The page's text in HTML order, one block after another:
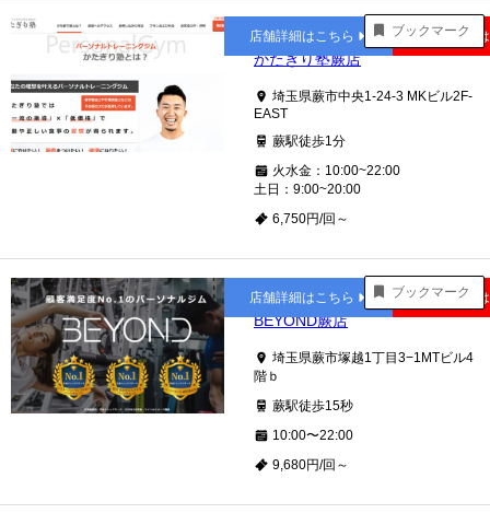
ブックマーク
蕨
かたぎり塾蕨店
埼玉県蕨市中央1-24-3 MKビル2F-
EAST
蕨駅徒歩1分
火水金：10:00~22:00
土日：9:00~20:00
6,750円/回～
店舗詳細はこちら 公式サイト
ブックマーク
蕨
BEYOND蕨店
埼玉県蕨市塚越1丁目3−1MTビル4
階ｂ
蕨駅徒歩15秒
10:00〜22:00
9,680円/回～
店舗詳細はこちら 公式サイト